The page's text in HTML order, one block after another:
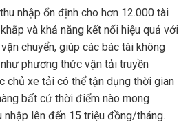
nhập ổn định cho hơn 12.000 tài
và khả năng kết nối hiệu quả với
chuyển, giúp các bác tài không
phương thức vận tải truyền
chủ xe tải có thể tận dụng thời gian
bất cứ thời điểm nào mong
nhập lên đến 15 triệu đồng/tháng.